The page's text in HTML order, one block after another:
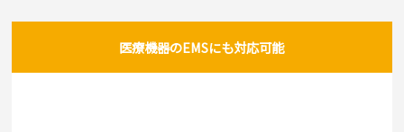
医療機器のEMSにも対応可能